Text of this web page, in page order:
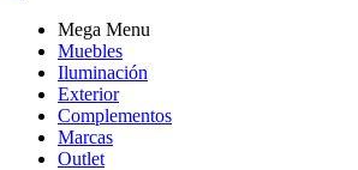
Mega Menu
Muebles
Iluminación
Exterior
Complementos
Marcas
Outlet